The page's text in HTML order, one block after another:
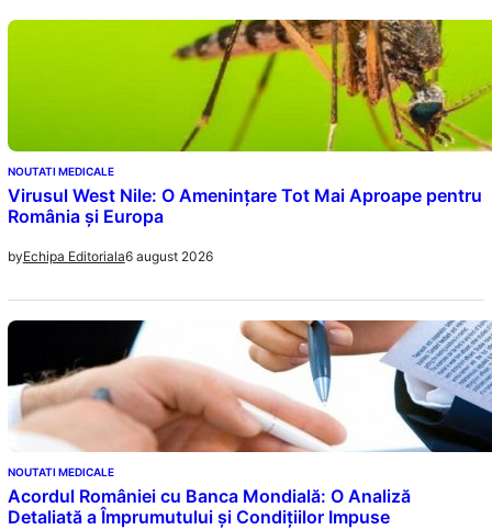
NOUTATI MEDICALE
Virusul West Nile: O Amenințare Tot Mai Aproape pentru
România și Europa
byEchipa Editoriala6 august 2026
NOUTATI MEDICALE
Acordul României cu Banca Mondială: O Analiză
Detaliată a Împrumutului și Condițiilor Impuse